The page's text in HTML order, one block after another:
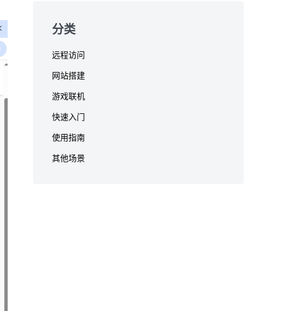
分类
远程访问
网站搭建
游戏联机
快速入门
使用指南
其他场景